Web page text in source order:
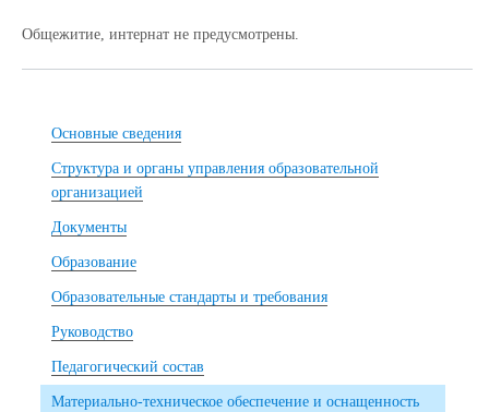
Общежитие, интернат не предусмотрены.
Основные сведения
Структура и органы управления образовательной
организацией
Документы
Образование
Образовательные стандарты и требования
Руководство
Педагогический состав
Материально-техническое обеспечение и оснащенность